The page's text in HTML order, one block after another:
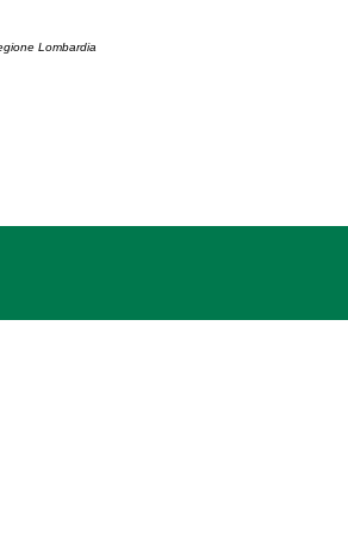
Lombardia